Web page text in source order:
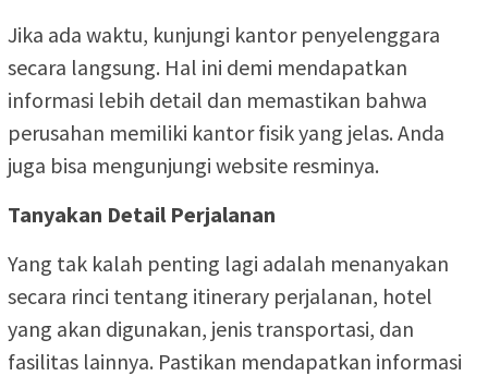
Jika ada waktu, kunjungi kantor penyelenggara
secara langsung. Hal ini demi mendapatkan
informasi lebih detail dan memastikan bahwa
perusahan memiliki kantor fisik yang jelas. Anda
juga bisa mengunjungi website resminya.
Tanyakan Detail Perjalanan
Yang tak kalah penting lagi adalah menanyakan
secara rinci tentang itinerary perjalanan, hotel
yang akan digunakan, jenis transportasi, dan
fasilitas lainnya. Pastikan mendapatkan informasi